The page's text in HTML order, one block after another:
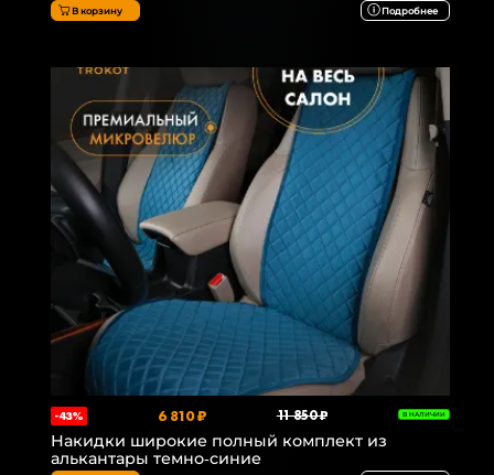
В корзину Подробнее
-43% 6 810 ₽ 11 850 ₽ В НАЛИЧИИ
Накидки широкие полный комплект из
алькантары темно-синие